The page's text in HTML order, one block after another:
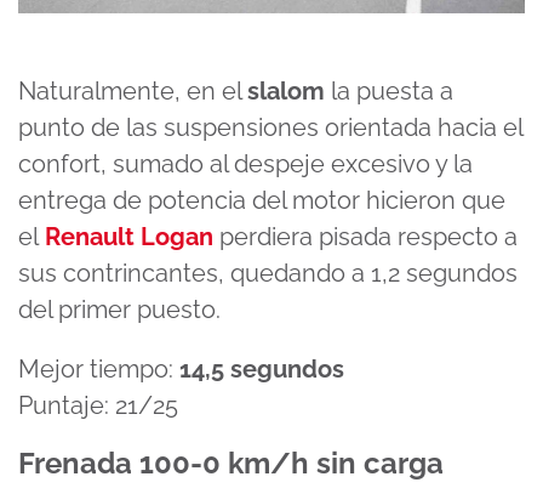
Naturalmente, en elslalom la puesta a
punto de las suspensiones orientada hacia el
confort, sumado al despeje excesivo y la
entrega de potencia del motor hicieron que
el Renault Logan perdiera pisada respecto a
sus contrincantes, quedando a 1,2 segundos
del primer puesto.
Mejor tiempo: 14,5 segundos
Puntaje: 21/25
Frenada 100-0 km/h sin carga